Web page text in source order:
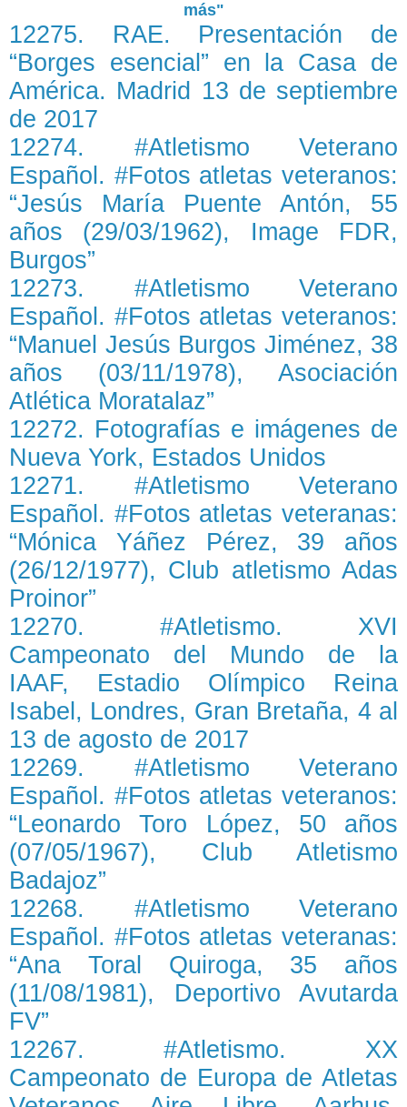
más"
12275. RAE. Presentación de
“Borges esencial” en la Casa de
América. Madrid 13 de septiembre
de 2017
12274. #Atletismo Veterano
Español. #Fotos atletas veteranos:
“Jesús María Puente Antón, 55
años (29/03/1962), Image FDR,
Burgos”
12273. #Atletismo Veterano
Español. #Fotos atletas veteranos:
“Manuel Jesús Burgos Jiménez, 38
años (03/11/1978), Asociación
Atlética Moratalaz”
12272. Fotografías e imágenes de
Nueva York, Estados Unidos
12271. #Atletismo Veterano
Español. #Fotos atletas veteranas:
“Mónica Yáñez Pérez, 39 años
(26/12/1977), Club atletismo Adas
Proinor”
12270. #Atletismo. XVI
Campeonato del Mundo de la
IAAF, Estadio Olímpico Reina
Isabel, Londres, Gran Bretaña, 4 al
13 de agosto de 2017
12269. #Atletismo Veterano
Español. #Fotos atletas veteranos:
“Leonardo Toro López, 50 años
(07/05/1967), Club Atletismo
Badajoz”
12268. #Atletismo Veterano
Español. #Fotos atletas veteranas:
“Ana Toral Quiroga, 35 años
(11/08/1981), Deportivo Avutarda
FV”
12267. #Atletismo. XX
Campeonato de Europa de Atletas